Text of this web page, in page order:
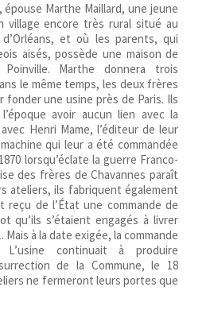
épouse Marthe Maillard, une jeune
village encore très rural situé au
et où les parents, qui
aisés, possède une maison de
Poinville. Marthe donnera trois
le même temps, les deux frères
fonder une usine près de Paris. Ils
avoir aucun lien avec la
Henri Mame, l’éditeur de leur
qui leur a été commandée
lorsqu’éclate la guerre Franco-
des frères de Chavannes paraît
ateliers, ils fabriquent également
reçu de l’État une commande de
qu’ils s’étaient engagés à livrer
Mais à la date exigée, la commande
continuait à produire
de la Commune, le 18
ne fermeront leurs portes que